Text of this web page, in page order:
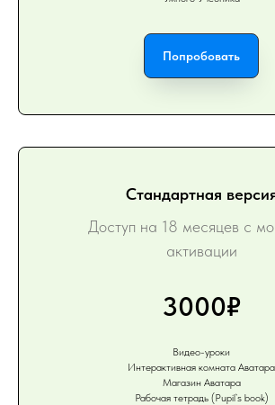
Попробовать
Стандартная
Доступ на 18 месяцев с
активации
3000₽
Видео-уроки
Интерактивная комната Аватара
Магазин Аватара
Рабочая тетрадь (Pupil`s book)